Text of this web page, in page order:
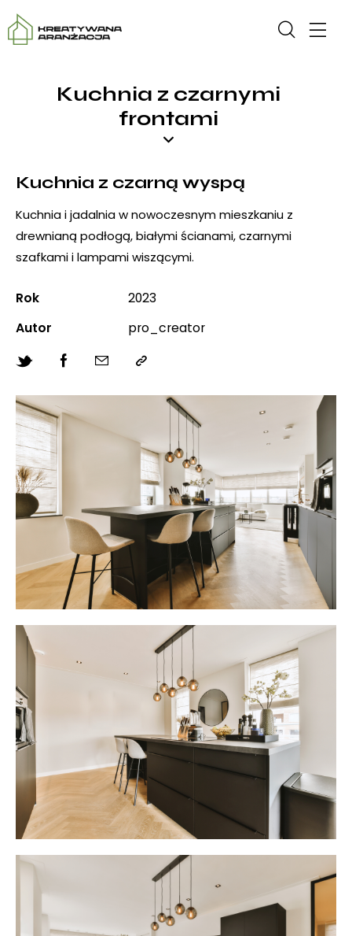
Kuchnia z czarnymi
frontami
Kuchnia z czarną wyspą
Kuchnia i jadalnia w nowoczesnym mieszkaniu z
drewnianą podłogą, białymi ścianami, czarnymi
szafkami i lampami wiszącymi.
Rok
2023
Autor
pro_creator